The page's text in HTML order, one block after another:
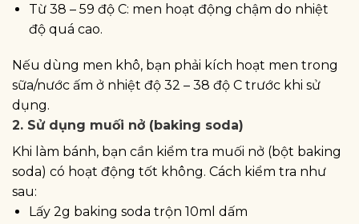
Từ 38 – 59 độ C: men hoạt động chậm do nhiệt
độ quá cao.
Nếu dùng men khô, bạn phải kích hoạt men trong
sữa/nước ấm ở nhiệt độ 32 – 38 độ C trước khi sử
dụng.
2. Sử dụng muối nở (baking soda)
Khi làm bánh, bạn cần kiểm tra muối nở (bột baking
soda) có hoạt động tốt không. Cách kiểm tra như
sau:
Lấy 2g baking soda trộn 10ml dấm